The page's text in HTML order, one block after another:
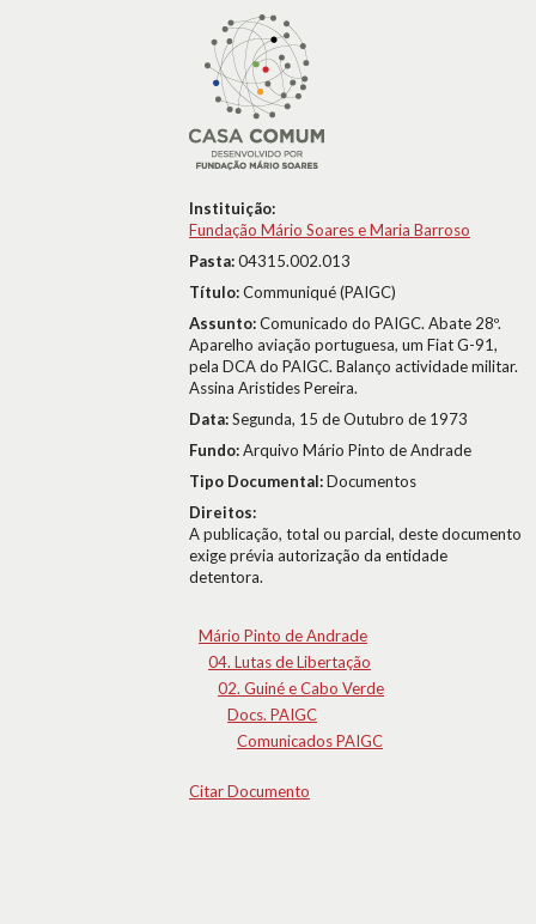
Instituição:
Fundação Mário Soares e Maria Barroso
Pasta:04315.002.013
Título:Communiqué (PAIGC)
Assunto:Comunicado do PAIGC. Abate 28º.
Aparelho aviação portuguesa, um Fiat G-91,
pela DCA do PAIGC. Balanço actividade militar.
Assina Aristides Pereira.
Data:Segunda, 15 de Outubro de 1973
Fundo:Arquivo Mário Pinto de Andrade
Tipo Documental:Documentos
Direitos:
A publicação, total ou parcial, deste documento
exige prévia autorização da entidade
detentora.
Mário Pinto de Andrade
04. Lutas de Libertação
02. Guiné e Cabo Verde
Docs. PAIGC
Comunicados PAIGC
Citar Documento